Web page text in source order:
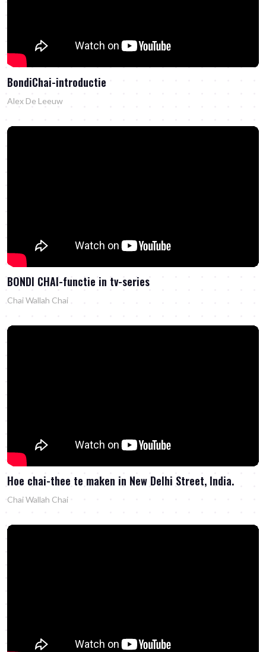
BondiChai-introductie
Alex De Leeuw
BONDI CHAI-functie in tv-series
Chai Wallah Chai
Hoe chai-thee te maken in New Delhi Street, India.
Chai Wallah Chai